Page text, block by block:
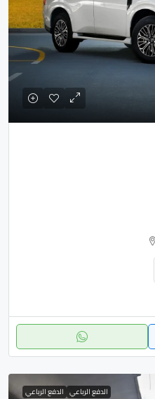
الدفع الرباعي الدفع الرباعي